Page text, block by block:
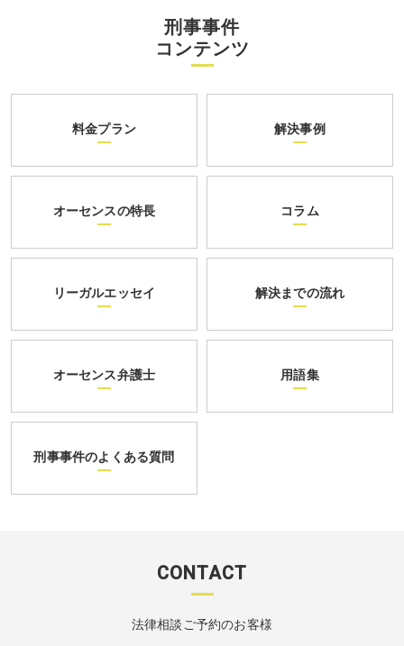
刑事事件
コンテンツ
料金プラン 解決事例
オーセンスの特長 コラム
リーガルエッセイ 解決までの流れ
オーセンス弁護士 用語集
刑事事件のよくある質問
CONTACT
法律相談ご予約のお客様